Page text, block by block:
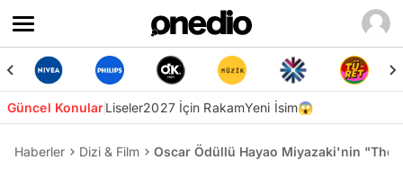
Güncel KonularLiseler2027 İçin RakamYeni İsim😱
Haberler Dizi & Film Oscar Ödüllü Hayao Miyazaki'nin "The